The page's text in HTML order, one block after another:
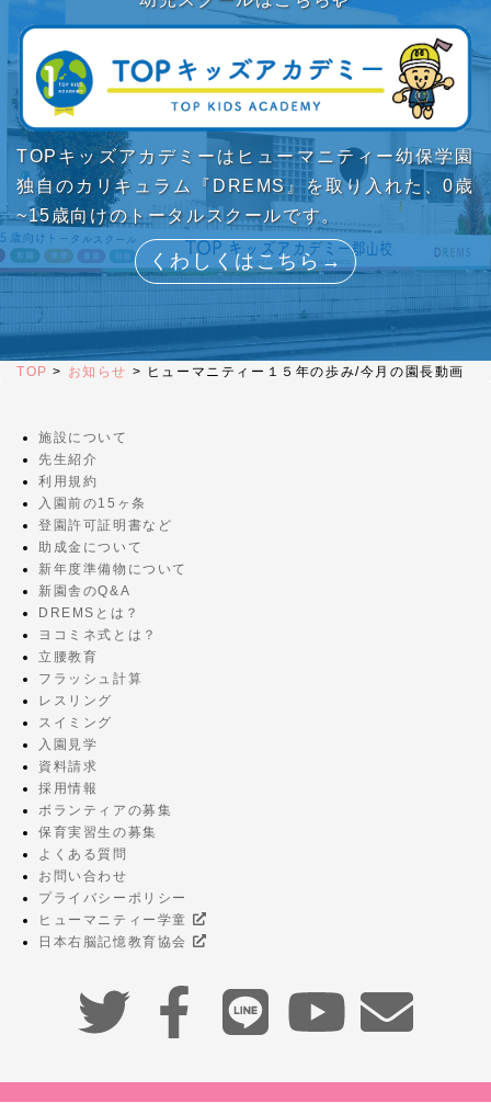
TOPキッズアカデミーはヒューマニティー幼保学園
独自のカリキュラム『DREMS』を取り入れた、0歳
~15歳向けのトータルスクールです。
くわしくはこちら→
TOP > お知らせ > ヒューマニティー１５年の歩み/今月の園長動画
施設について
先生紹介
利用規約
入園前の15ヶ条
登園許可証明書など
助成金について
新年度準備物について
新園舎のQ&A
DREMSとは？
ヨコミネ式とは？
立腰教育
フラッシュ計算
レスリング
スイミング
入園見学
資料請求
採用情報
ボランティアの募集
保育実習生の募集
よくある質問
お問い合わせ
プライバシーポリシー
ヒューマニティー学童
日本右脳記憶教育協会